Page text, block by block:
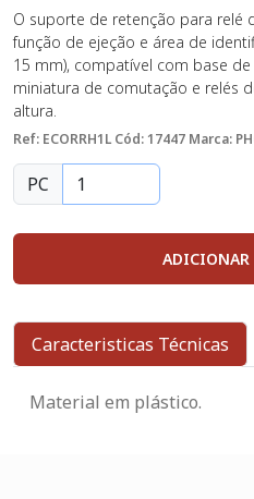
O suporte de retenção para relé
função de ejeção e área de
15 mm), compatível com base de
miniatura de comutação e relés
altura.
Ref: ECORRH1L Cód: 17447 Marca:
PC
ADICIONAR
Caracteristicas Técnicas
Material em plástico.